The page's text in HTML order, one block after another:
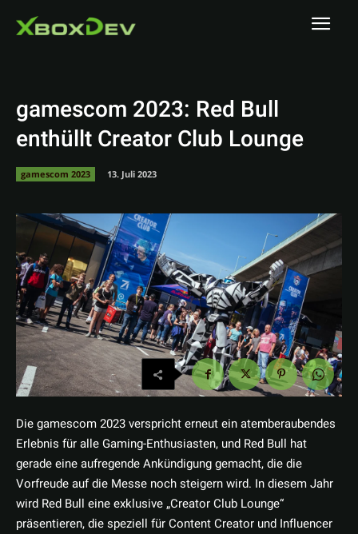
gamescom 2023: Red Bull
enthüllt Creator Club Lounge
gamescom 2023 13. Juli 2023
Die gamescom 2023 verspricht erneut ein atemberaubendes
Erlebnis für alle Gaming-Enthusiasten, und Red Bull hat
gerade eine aufregende Ankündigung gemacht, die die
Vorfreude auf die Messe noch steigern wird. In diesem Jahr
wird Red Bull eine exklusive „Creator Club Lounge“
präsentieren, die speziell für Content Creator und Influencer